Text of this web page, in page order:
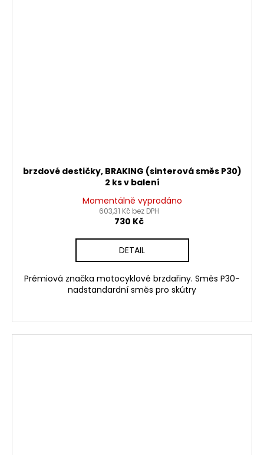
brzdové destičky, BRAKING (sinterová směs P30)
2 ks v balení
Momentálně vyprodáno
603,31 Kč bez DPH
730 Kč
DETAIL
Prémiová značka motocyklové brzdařiny. Směs P30-
nadstandardní směs pro skútry